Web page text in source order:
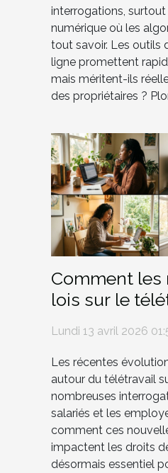
interrogations, surtout
numérique où les
tout savoir. Les outils
ligne promettent
mais méritent-ils
des propriétaires ?
Comment les
lois sur le
droits des
Lundi 13 avril 2026
Les récentes
autour du télétravail
nombreuses
salariés et les
comment ces
impactent les droits
désormais essentiel